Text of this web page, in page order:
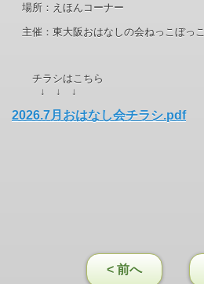
場所：えほんコーナー
主催：東大阪おはなしの会ねっこぼっこ
チラシはこちら
↓ ↓ ↓
2026.7月おはなし会チラシ.pdf
< 前へ